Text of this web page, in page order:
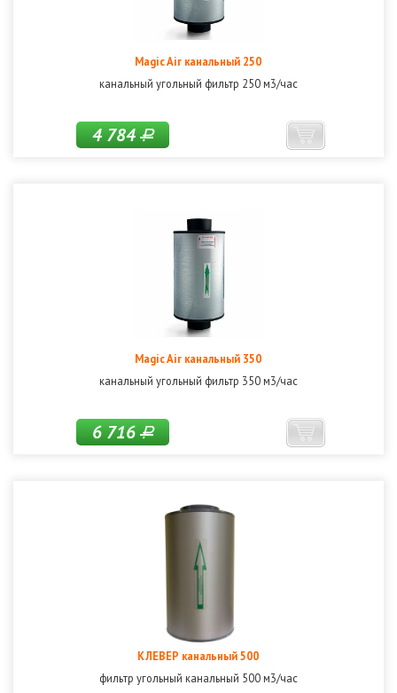
Magic Air канальный 250
канальный угольный фильтр 250 м3/час
4 784Р
Magic Air канальный 350
канальный угольный фильтр 350 м3/час
6 716Р
КЛЕВЕР канальный 500
фильтр угольный канальный 500 м3/час